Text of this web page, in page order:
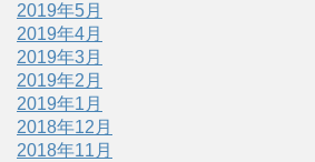
2019年5月
2019年4月
2019年3月
2019年2月
2019年1月
2018年12月
2018年11月